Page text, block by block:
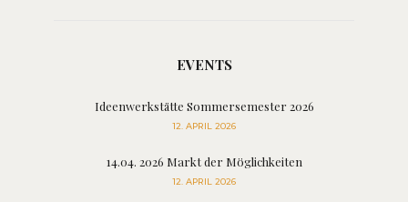
EVENTS
Ideenwerkstätte Sommersemester 2026
12. APRIL 2026
14.04. 2026 Markt der Möglichkeiten
12. APRIL 2026